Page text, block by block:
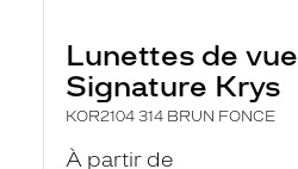
Lunettes de vue
Signature Krys
KOR2104 314 BRUN FONCE
À partir de